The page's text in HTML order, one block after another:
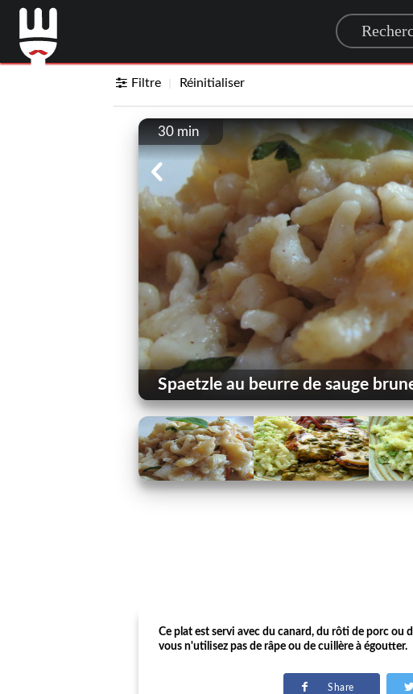
Search
Filtre Réinitialiser
30 min
Spaetzle au beurre de sauge
Ce plat est servi avec du canard, du rôti de porc ou
vous n'utilisez pas de râpe ou de cuillère à égoutter.
Share